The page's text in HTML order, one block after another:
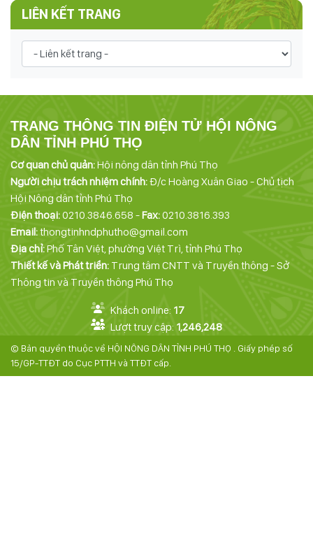
LIÊN KẾT TRANG
TRANG THÔNG TIN ĐIỆN TỬ HỘI NÔNG
DÂN TỈNH PHÚ THỌ
Cơ quan chủ quản:Hội nông dân tỉnh Phú Thọ
Người chịu trách nhiệm chính:Đ/c Hoàng Xuân Giao - Chủ tịch
Hội Nông dân tỉnh Phú Thọ
Điện thoại:0210.3846.658 -Fax:0210.3816.393
Email:thongtinhndphutho@gmail.com
Địa chỉ:Phố Tân Việt, phường Việt Trì, tỉnh Phú Thọ
Thiết kế và Phát triển: Trung tâm CNTT và Truyền thông - Sở
Thông tin và Truyền thông Phú Thọ
Khách online: 17
Lượt truy cập: 1,246,248
© Bản quyền thuộc về HỘI NÔNG DÂN TỈNH PHÚ THỌ . Giấy phép số
15/GP-TTĐT do Cục PTTH và TTÐT cấp.